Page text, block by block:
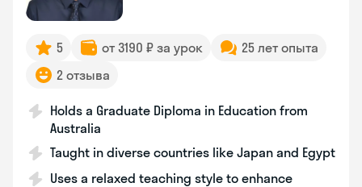
5 от 3190 ₽ за урок
25 лет опыта
2 отзыва
Holds a Graduate Diploma in Education from
Australia
Taught in diverse countries like Japan and Egypt
Uses a relaxed teaching style to enhance